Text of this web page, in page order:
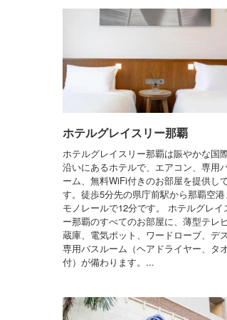
ホテルグレイスリー那覇
ホテルグレイスリー那覇は賑やかな国
沿いにあるホテルで、エアコン、専用
ーム、無料WiFi付きのお部屋を提供し
す。徒歩5分先の県庁前駅から那覇空
モノレールで12分です。 ホテルグレイ
ー那覇のすべてのお部屋に、薄型テレ
蔵庫、電気ポット、ワードローブ、デス
専用バスルーム（ヘアドライヤー、タ
付）が備わります。...